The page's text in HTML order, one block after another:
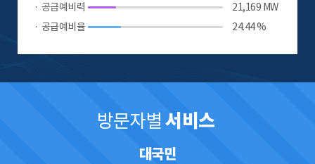
공급예비력
21,169 MW
공급예비율
24.44 %
방문자별서비스
대국민